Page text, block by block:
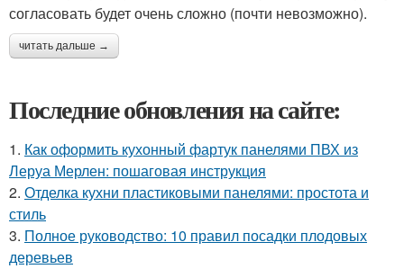
согласовать будет очень сложно (почти невозможно).
читать дальше →
Последние обновления на сайте:
1. Как оформить кухонный фартук панелями ПВХ из
Леруа Мерлен: пошаговая инструкция
2. Отделка кухни пластиковыми панелями: простота и
стиль
3. Полное руководство: 10 правил посадки плодовых
деревьев